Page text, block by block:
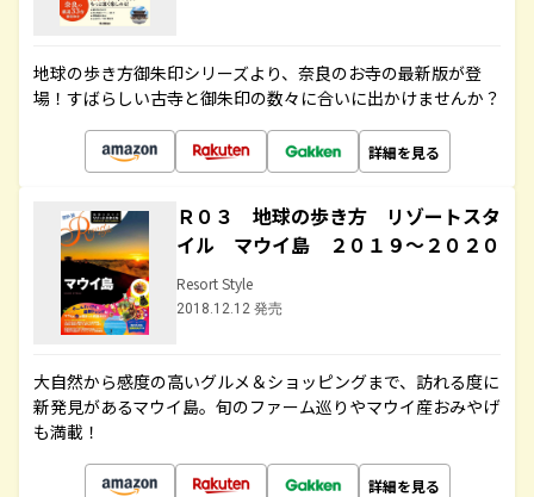
地球の歩き方御朱印シリーズより、奈良のお寺の最新版が登
場！すばらしい古寺と御朱印の数々に合いに出かけませんか？
詳細を見る
Ｒ０３ 地球の歩き方 リゾートスタ
イル マウイ島 ２０１９～２０２０
Resort Style
2018.12.12 発売
大自然から感度の高いグルメ＆ショッピングまで、訪れる度に
新発見があるマウイ島。旬のファーム巡りやマウイ産おみやげ
も満載！
詳細を見る